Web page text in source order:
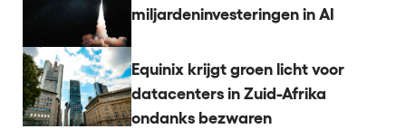
miljardeninvesteringen in AI
Equinix krijgt groen licht voor
datacenters in Zuid-Afrika
ondanks bezwaren